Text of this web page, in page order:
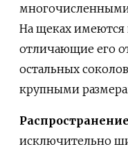
На щеках
отличающие его
остальных
крупными
исключительно